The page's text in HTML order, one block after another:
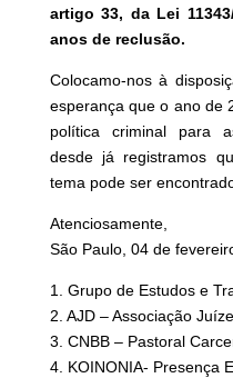
artigo 33, da Lei
anos de reclusão.
Colocamo-nos à
esperança que o ano de
política criminal para
desde já registramos
tema pode ser
Atenciosamente,
São Paulo, 04 de
1. Grupo de Estudos e
2. AJD – Associação
3. CNBB – Pastoral
4. KOINONIA- Presença